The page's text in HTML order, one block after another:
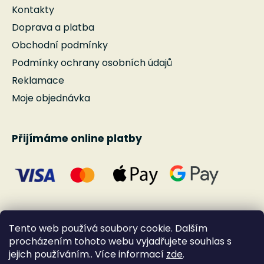
Tento web používá soubory cookie. Dalším
procházením tohoto webu vyjadřujete souhlas s
jejich používáním.. Více informací zde.
Kontakty
Doprava a platba
Obchodní podmínky
Podmínky ochrany osobních údajů
Reklamace
Moje objednávka
Přijímáme online platby